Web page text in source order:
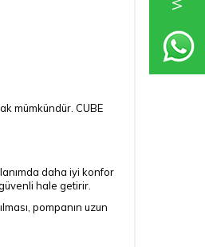
mümkündür. CUBE
daha iyi konfor
hale getirir.
pompanın uzun